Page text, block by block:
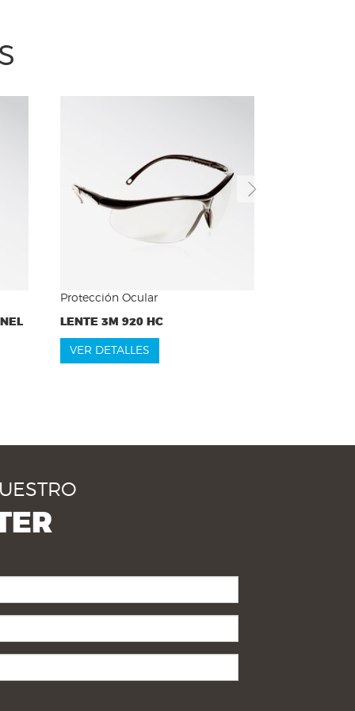
Protección Ocular
LENTE 3M 920 HC
VER DETALLES